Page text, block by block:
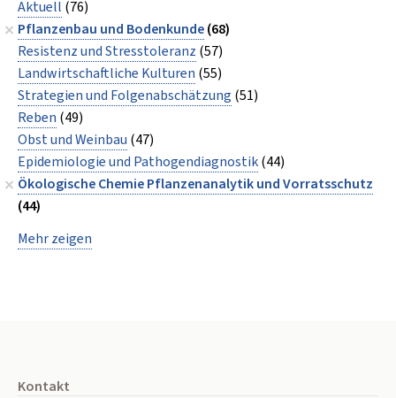
Aktuell (76)
Pflanzenbau und Bodenkunde(68)
Resistenz und Stresstoleranz (57)
Landwirtschaftliche Kulturen (55)
Strategien und Folgenabschätzung (51)
Reben (49)
Obst und Weinbau (47)
Epidemiologie und Pathogendiagnostik(44)
Ökologische Chemie Pflanzenanalytik und Vorratsschutz
(44)
Mehr zeigen
Kontakt